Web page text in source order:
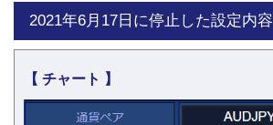
2021年6月17日に停止した設定内容
【 チャート 】